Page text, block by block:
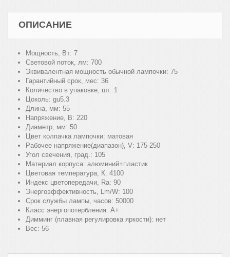
ОПИСАНИЕ
Мощность, Вт: 7
Световой поток, лм: 700
Эквивалентная мощность обычной лампочки: 75
Гарантийный срок, мес: 36
Количество в упаковке, шт: 1
Цоколь: gu5.3
Длина, мм: 55
Напряжение, В: 220
Диаметр, мм: 50
Цвет колпачка лампочки: матовая
Рабочее напряжение(диапазон), V: 175-250
Угол свечения, град.: 105
Материал корпуса: алюминий+пластик
Цветовая температура, К: 4100
Индекс цветопередачи, Ra: 90
Энергоэффективность, Lm/W: 100
Срок службы лампы, часов: 50000
Класс энергопотербления: A+
Димминг (плавная регулировка яркости): нет
Вес: 56